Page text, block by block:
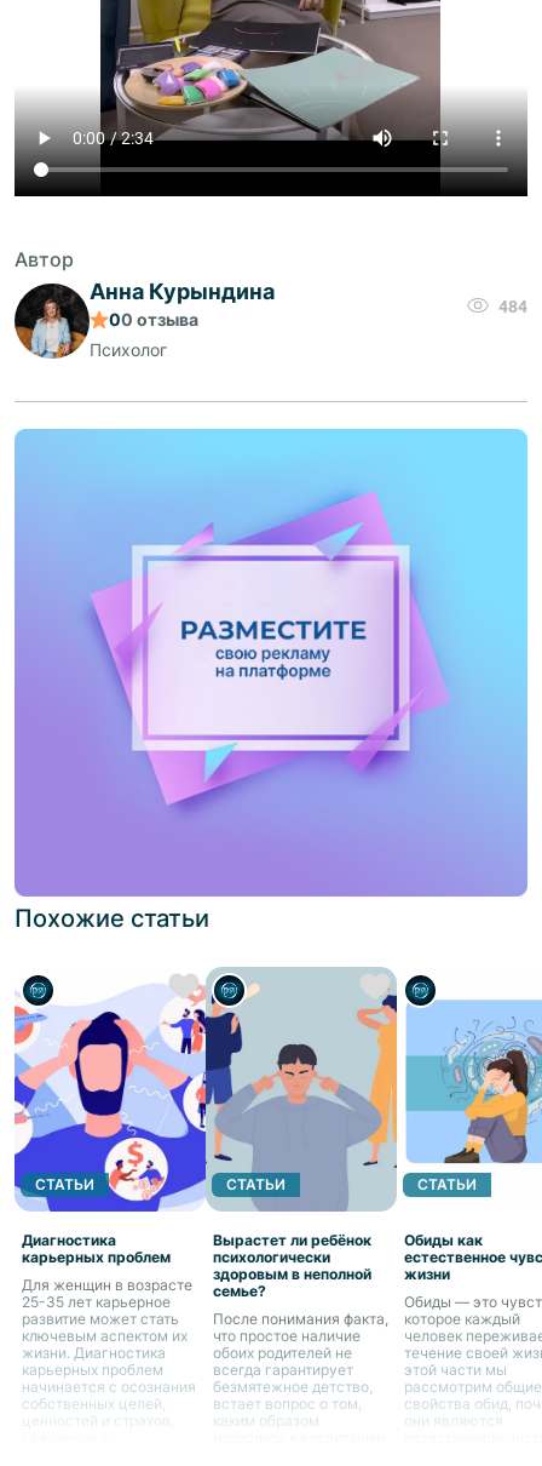
Автор
Анна Курындина
00 отзыва
Психолог
484
Похожие статьи
СТАТЬИ
Диагностика
карьерных проблем
Для женщин в возрасте
25-35 лет карьерное
развитие может стать
ключевым аспектом их
жизни. Диагностика
карьерных проблем
начинается с осознания
собственных целей,
ценностей и страхов,
СТАТЬИ
Вырастет ли ребёнок
психологически
здоровым в неполной
семье?
После понимания факта,
что простое наличие
обоих родителей не
всегда гарантирует
безмятежное детство,
встает вопрос о том,
каким образом
СТАТЬИ
Обиды как
естественное
жизни
Обиды — это
которое каждый
человек
течение своей
этой части мы
рассмотрим общие
свойства обид,
они являются